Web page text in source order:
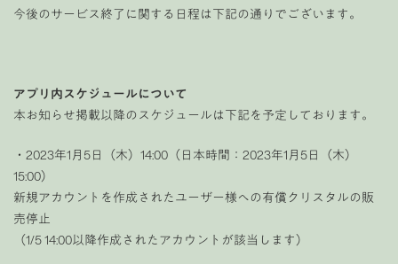
今後のサービス終了に関する日程は下記の通りでございます。
アプリ内スケジュールについて
本お知らせ掲載以降のスケジュールは下記を予定しております。
・2023年1月5日（木）14:00（日本時間：2023年1月5日（木）
15:00）
新規アカウントを作成されたユーザー様への有償クリスタルの販
売停止
（1/5 14:00以降作成されたアカウントが該当します）